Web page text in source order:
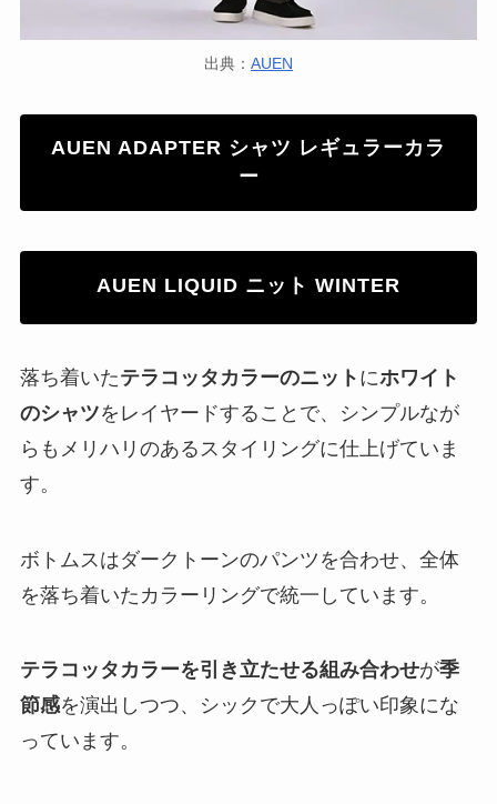
出典： AUEN
AUEN ADAPTER シャツ レギュラーカラ
ー
AUEN LIQUID ニット WINTER
落ち着いたテラコッタカラーのニット にホワイト
のシャツをレイヤードすることで、シンプルなが
らもメリハリのあるスタイリングに仕上げていま
す。
ボトムスはダークトーンのパンツを合わせ、全体
を落ち着いたカラーリングで統一しています。
テラコッタカラーを引き立たせる組み合わせが季
節感を演出しつつ、シックで大人っぽい印象にな
っています。